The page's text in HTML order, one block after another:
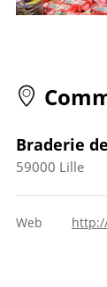
Braderie
59000 Lille
Web